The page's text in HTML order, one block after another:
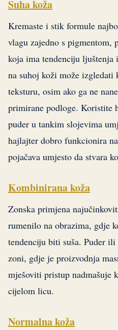
Suha koža
Kremaste i stik formule
vlagu zajedno s pigmentom,
koja ima tendenciju ljuštenja
na suhoj koži može
teksturu, osim ako ga ne
primirane podloge. Koristite
puder u tankim slojevima
hajlajter dobro funkcionira
pojačava umjesto da stvara
Kombinirana koža
Zonska primjena
rumenilo na obrazima, gdje
tendenciju biti suša. Puder
zoni, gdje je proizvodnja
mješoviti pristup nadmašuje
cijelom licu.
Normalna koža